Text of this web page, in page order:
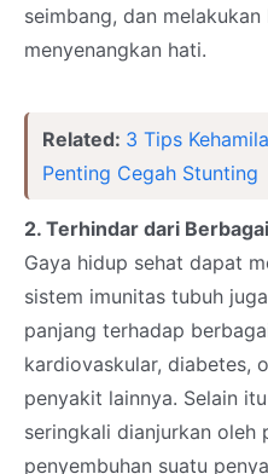
seimbang, dan
menyenangkan hati.
Related: 3 Tips
Penting Cegah Stunting
2. Terhindar dari
Gaya hidup sehat dapat
sistem imunitas tubuh
panjang terhadap
kardiovaskular, diabetes,
penyakit lainnya. Selain
seringkali dianjurkan oleh
penyembuhan suatu